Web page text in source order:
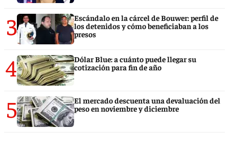
3
Escándalo en la cárcel de Bouwer: perfil de
los detenidos y cómo beneficiaban a los
presos
4
Dólar Blue: a cuánto puede llegar su
cotización para fin de año
5
El mercado descuenta una devaluación del
peso en noviembre y diciembre